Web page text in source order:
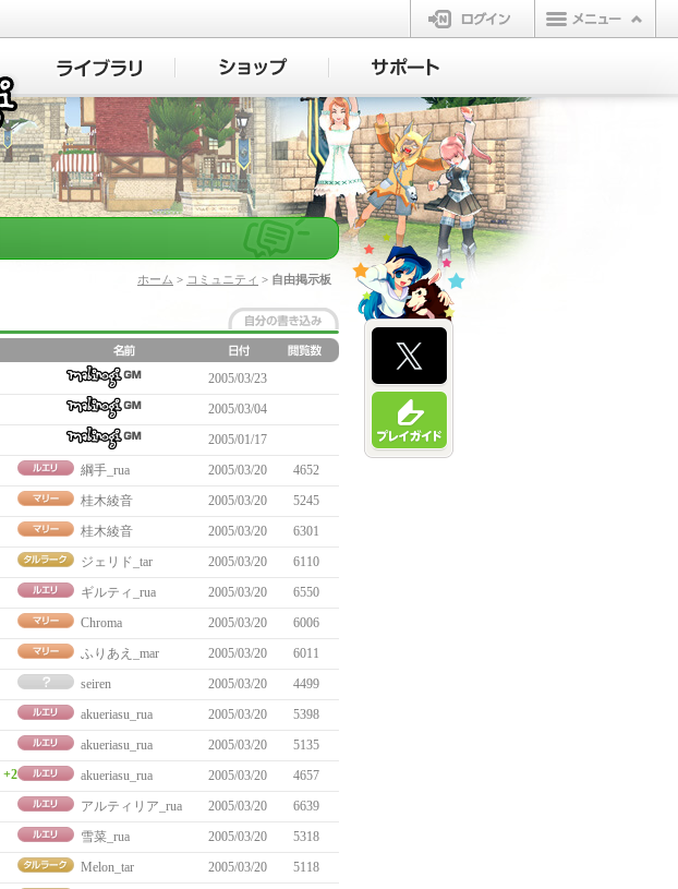
ログイン
マビノギ
ホーム > コミュニティ > 自由掲示板
2005/03/23
2005/03/04
2005/01/17
綱手_rua 2005/03/20
4652
桂木綾音 2005/03/20
5245
桂木綾音 2005/03/20
6301
ジェリド_tar 2005/03/20
6110
ギルティ_rua 2005/03/20
6550
Chroma 2005/03/20
6006
ふりあえ_mar 2005/03/20
6011
seiren 2005/03/20
4499
akueriasu_rua 2005/03/20
5398
akueriasu_rua 2005/03/20
5135
+2 akueriasu_rua 2005/03/20
4657
アルティリア_rua 2005/03/20
6639
雪菜_rua 2005/03/20
5318
Melon_tar 2005/03/20
5118